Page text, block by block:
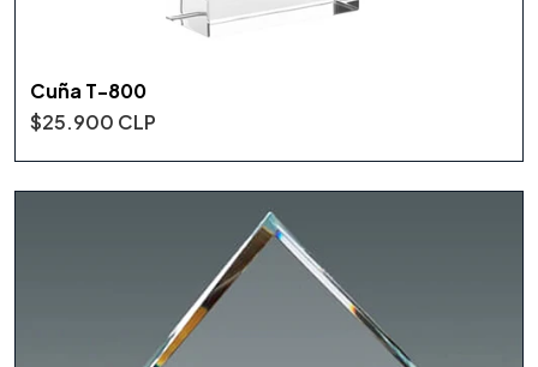
Cuña T-800
$25.900 CLP